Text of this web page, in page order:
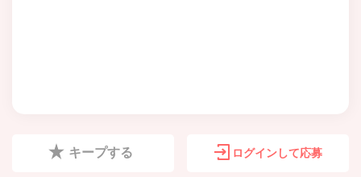
キープする ログインして応募